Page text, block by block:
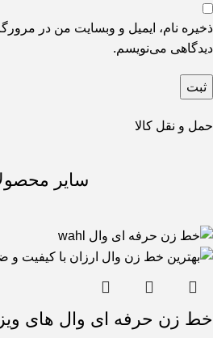
ذخیره نام، ایمیل و وبسایت من در
دیدگاهی می‌نویسم.
حمل و نقل کالا
سایر
خط زن حرفه ای وال های ویز wahl hi viz